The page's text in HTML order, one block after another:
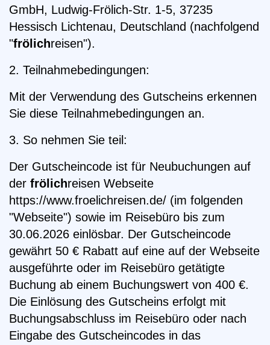
GmbH, Ludwig-Frölich-Str. 1-5, 37235
Hessisch Lichtenau, Deutschland (nachfolgend
"frölichreisen").
2. Teilnahmebedingungen:
Mit der Verwendung des Gutscheins erkennen
Sie diese Teilnahmebedingungen an.
3. So nehmen Sie teil:
Der Gutscheincode ist für Neubuchungen auf
der frölichreisen Webseite
https://www.froelichreisen.de/ (im folgenden
"Webseite") sowie im Reisebüro bis zum
30.06.2026 einlösbar. Der Gutscheincode
gewährt 50 € Rabatt auf eine auf der Webseite
ausgeführte oder im Reisebüro getätigte
Buchung ab einem Buchungswert von 400 €.
Die Einlösung des Gutscheins erfolgt mit
Buchungsabschluss im Reisebüro oder nach
Eingabe des Gutscheincodes in das